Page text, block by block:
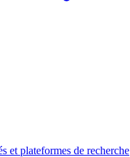
et plateformes de recherche